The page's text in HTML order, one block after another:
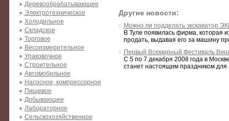
Деревообрабатывающее
Электротехническое
Холодильное
Складское
Торговое
Весоизмерительное
Упаковочное
Строительное
Автомобильное
Насосное, компрессорное
Пищевое
Добывающее
Лабораторное
Сельскохозяйственное
Другие новости:
Можно ли подделать экскаватор
В Туле появилась фирма, которая
продать, выдавая его за машину
Первый Всемирный Фестиваль
С 5 по 7 декабря 2008 года в
станет настоящим праздником для